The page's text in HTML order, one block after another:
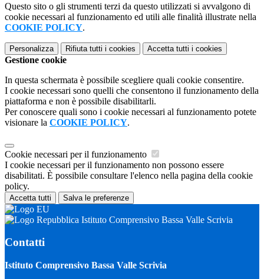
Questo sito o gli strumenti terzi da questo utilizzati si avvalgono di
cookie necessari al funzionamento ed utili alle finalità illustrate nella
COOKIE POLICY.
Personalizza Rifiuta tutti i cookies Accetta tutti i cookies
Gestione cookie
In questa schermata è possibile scegliere quali cookie consentire.
I cookie necessari sono quelli che consentono il funzionamento della
piattaforma e non è possibile disabilitarli.
Per conoscere quali sono i cookie necessari al funzionamento potete
visionare la COOKIE POLICY.
Cookie necessari per il funzionamento
I cookie necessari per il funzionamento non possono essere
disabilitati. È possibile consultare l'elenco nella pagina della cookie
policy.
Accetta tutti Salva le preferenze
Istituto Comprensivo Bassa Valle Scrivia
Contatti
Istituto Comprensivo Bassa Valle Scrivia